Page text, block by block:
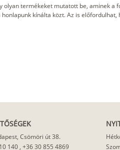
termékeket mutatott be, aminek
kínálta közt. Az is
Csömöri út 38.
140, +36 30 855 4869